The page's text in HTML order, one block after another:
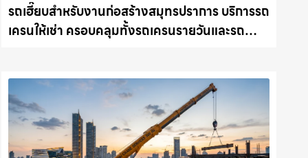
รถเฮี๊ยบสำหรับงานก่อสร้างสมุทรปราการ บริการรถ
เครนให้เช่า ครอบคลุมทั้งรถเครนรายวันและรถ